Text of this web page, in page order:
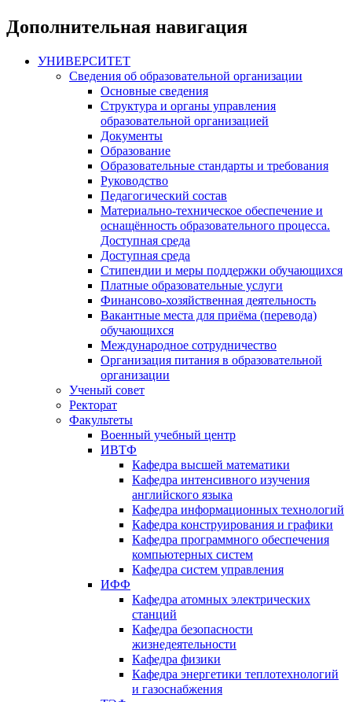
Дополнительная навигация
УНИВЕРСИТЕТ
Сведения об образовательной организации
Основные сведения
Структура и органы управления
образовательной организацией
Документы
Образование
Образовательные стандарты и требования
Руководство
Педагогический состав
Материально-техническое обеспечение и
оснащённость образовательного процесса.
Доступная среда
Доступная среда
Стипендии и меры поддержки обучающихся
Платные образовательные услуги
Финансово-хозяйственная деятельность
Вакантные места для приёма (перевода)
обучающихся
Международное сотрудничество
Организация питания в образовательной
организации
Ученый совет
Ректорат
Факультеты
Военный учебный центр
ИВТФ
Кафедра высшей математики
Кафедра интенсивного изучения
английского языка
Кафедра информационных технологий
Кафедра конструирования и графики
Кафедра программного обеспечения
компьютерных систем
Кафедра систем управления
ИФФ
Кафедра атомных электрических
станций
Кафедра безопасности
жизнедеятельности
Кафедра физики
Кафедра энергетики теплотехнологий
и газоснабжения